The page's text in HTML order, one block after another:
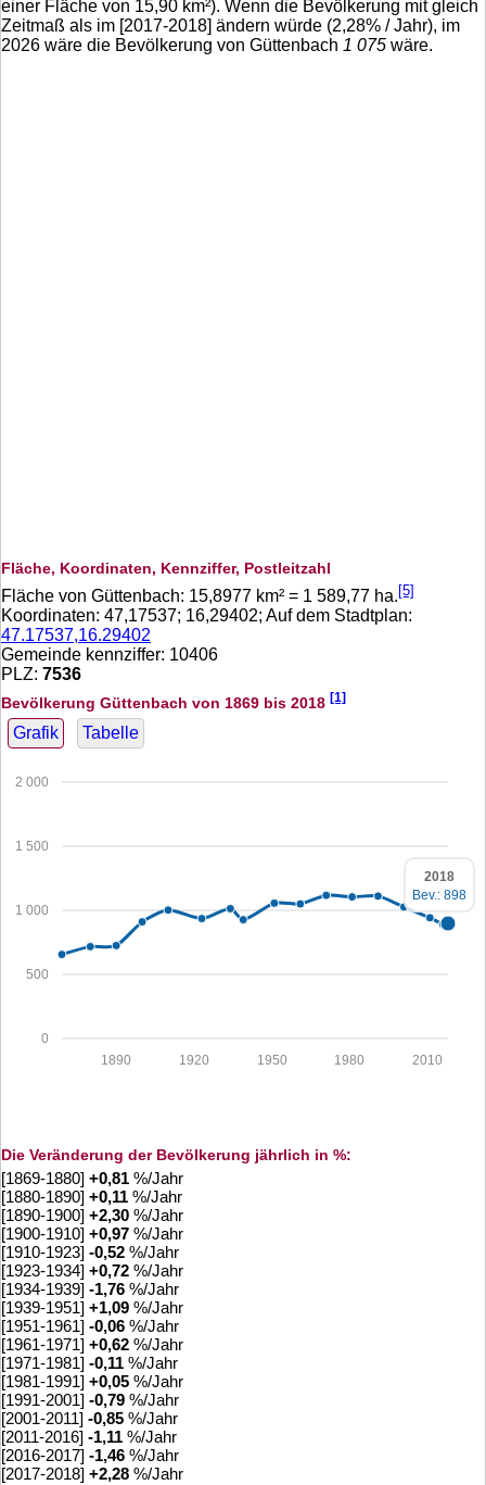
einer Fläche von 15,90 km²). Wenn die Bevölkerung mit gleich
Zeitmaß als im [2017-2018] ändern würde (2,28% / Jahr), im
2026 wäre die Bevölkerung von Güttenbach 1 075 wäre.
Fläche, Koordinaten, Kennziffer, Postleitzahl
Fläche von Güttenbach: 15,8977 km² = 1 589,77 ha. [5]
Koordinaten: 47,17537; 16,29402; Auf dem Stadtplan:
47.17537,16.29402
Gemeinde kennziffer: 10406
PLZ: 7536
Bevölkerung Güttenbach von 1869 bis 2018 [1]
Grafik Tabelle
0
500
1 000
1 500
2 000
2010
1980
1950
1920
1890
2018
Bev.: 898
Die Veränderung der Bevölkerung jährlich in %:
[1869-1880] +0,81 %/Jahr
[1880-1890] +0,11 %/Jahr
[1890-1900] +2,30 %/Jahr
[1900-1910] +0,97 %/Jahr
[1910-1923] -0,52 %/Jahr
[1923-1934] +0,72 %/Jahr
[1934-1939] -1,76 %/Jahr
[1939-1951] +1,09 %/Jahr
[1951-1961] -0,06 %/Jahr
[1961-1971] +0,62 %/Jahr
[1971-1981] -0,11 %/Jahr
[1981-1991] +0,05 %/Jahr
[1991-2001] -0,79 %/Jahr
[2001-2011] -0,85 %/Jahr
[2011-2016] -1,11 %/Jahr
[2016-2017] -1,46 %/Jahr
[2017-2018] +2,28 %/Jahr